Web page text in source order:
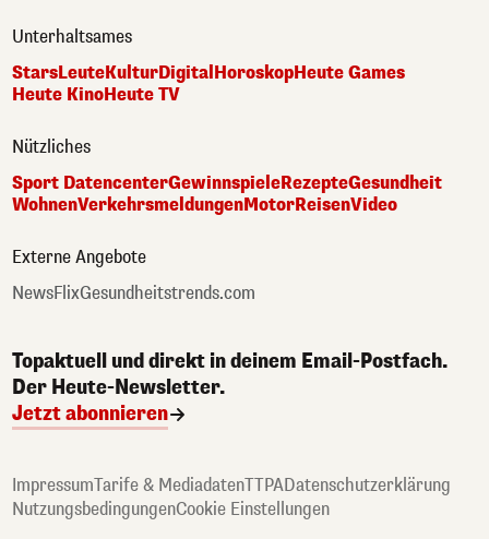
Unterhaltsames
StarsLeuteKulturDigital HoroskopHeute Games
Heute KinoHeute TV
Nützliches
Sport DatencenterGewinnspieleRezepteGesundheit
WohnenVerkehrsmeldungenMotorReisenVideo
Externe Angebote
NewsFlixGesundheitstrends.com
Topaktuell und direkt in deinem Email-Postfach.
Der Heute-Newsletter.
Jetzt abonnieren
ImpressumTarife & MediadatenTTPADatenschutzerklärung
NutzungsbedingungenCookie Einstellungen